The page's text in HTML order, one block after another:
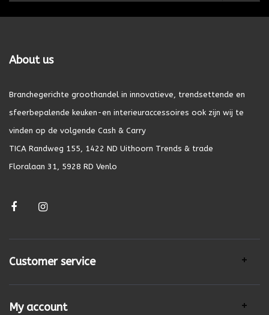
About us
Branchegerichte groothandel in innovatieve, trendsettende en
sfeerbepalende keuken-en interieuraccessoires ook zijn wij te
vinden op de volgende Cash & Carry
TICA Randweg 155, 1422 ND Uithoorn Trends & trade
Floralaan 31, 5928 RD Venlo
Customer service
My account